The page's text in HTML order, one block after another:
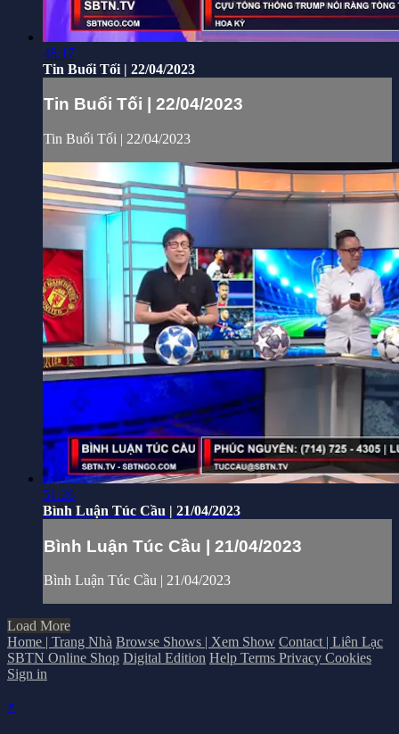
48:17
Tin Buổi Tối | 22/04/2023
Tin Buổi Tối | 22/04/2023
Tin Buổi Tối | 22/04/2023
51:26
Bình Luận Túc Cầu | 21/04/2023
Bình Luận Túc Cầu | 21/04/2023
Bình Luận Túc Cầu | 21/04/2023
Load More
Home | Trang Nhà Browse Shows | Xem Show Contact | Liên Lạc
SBTN Online Shop Digital Edition Help Terms Privacy Cookies
Sign in
×